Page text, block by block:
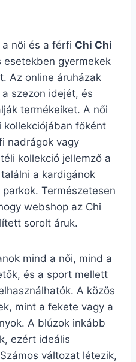
női és a férfi Chi Chi
esetekben gyermekek
Az online áruházak
szezon idejét, és
termékeiket. A női
kollekciójában főként
nadrágok vagy
kollekció jellemző a
a kardigánok
Természetesen
webshop az Chi
sorolt áruk.
mind a női, mind a
és a sport mellett
A közös
mint a fekete vagy a
A blúzok inkább
ezért ideális
változat létezik,